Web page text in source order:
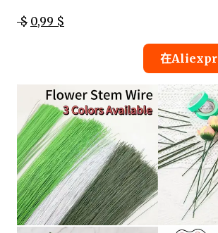
$ 0,99 $
在